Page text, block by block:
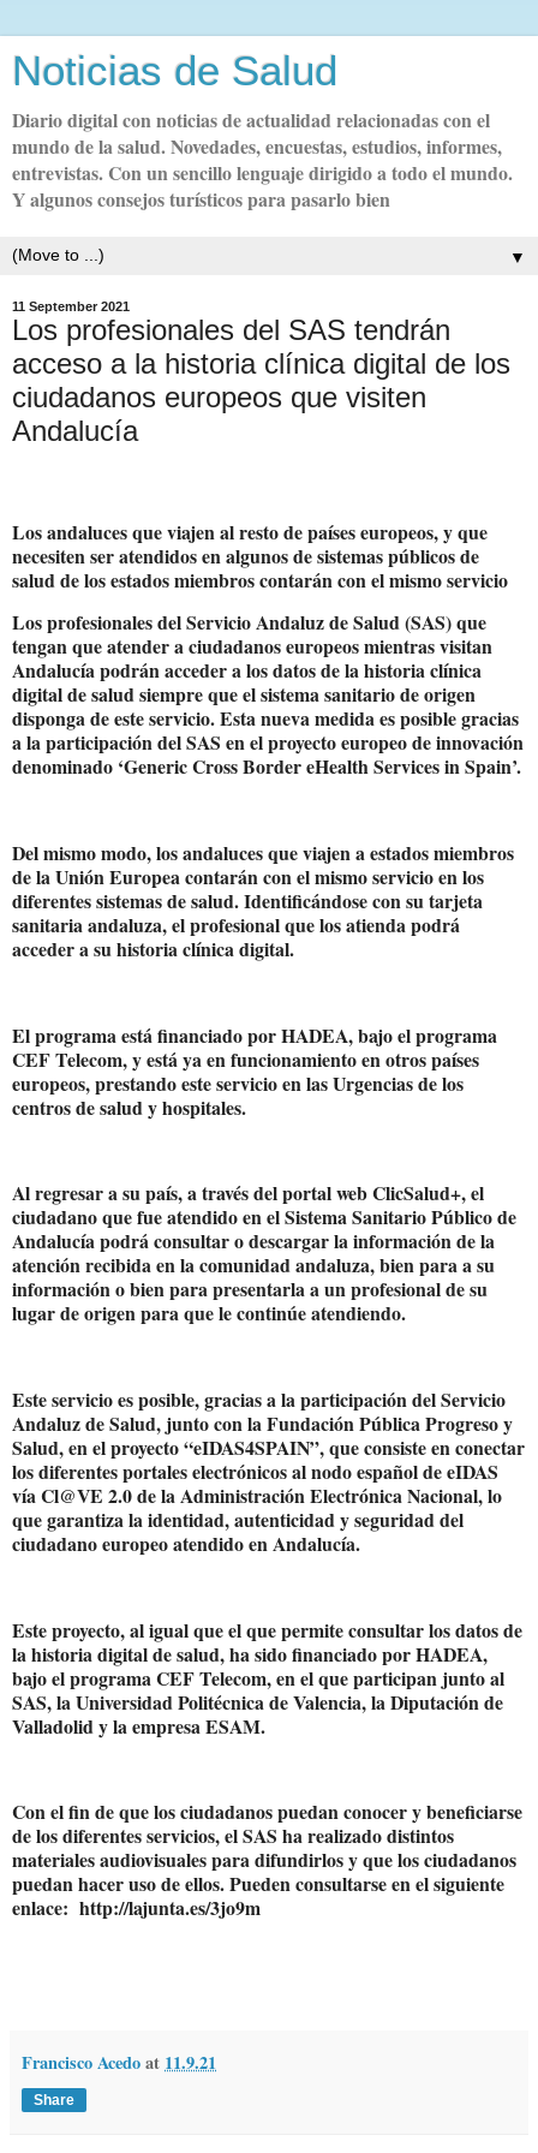
Noticias de Salud
Diario digital con noticias de actualidad relacionadas con el
mundo de la salud. Novedades, encuestas, estudios, informes,
entrevistas. Con un sencillo lenguaje dirigido a todo el mundo.
Y algunos consejos turísticos para pasarlo bien
▼
11 September 2021
Los profesionales del SAS tendrán
acceso a la historia clínica digital de los
ciudadanos europeos que visiten
Andalucía
Los andaluces que viajen al resto de países europeos, y que
necesiten ser atendidos en algunos de sistemas públicos de
salud de los estados miembros contarán con el mismo servicio
Los profesionales del Servicio Andaluz de Salud (SAS) que
tengan que atender a ciudadanos europeos mientras visitan
Andalucía podrán acceder a los datos de la historia clínica
digital de salud siempre que el sistema sanitario de origen
disponga de este servicio. Esta nueva medida es posible gracias
a la participación del SAS en el proyecto europeo de innovación
denominado ‘Generic Cross Border eHealth Services in Spain’.
Del mismo modo, los andaluces que viajen a estados miembros
de la Unión Europea contarán con el mismo servicio en los
diferentes sistemas de salud. Identificándose con su tarjeta
sanitaria andaluza, el profesional que los atienda podrá
acceder a su historia clínica digital.
El programa está financiado por HADEA, bajo el programa
CEF Telecom, y está ya en funcionamiento en otros países
europeos, prestando este servicio en las Urgencias de los
centros de salud y hospitales.
Al regresar a su país, a través del portal web ClicSalud+, el
ciudadano que fue atendido en el Sistema Sanitario Público de
Andalucía podrá consultar o descargar la información de la
atención recibida en la comunidad andaluza, bien para a su
información o bien para presentarla a un profesional de su
lugar de origen para que le continúe atendiendo.
Este servicio es posible, gracias a la participación del Servicio
Andaluz de Salud, junto con la Fundación Pública Progreso y
Salud, en el proyecto “eIDAS4SPAIN”, que consiste en conectar
los diferentes portales electrónicos al nodo español de eIDAS
vía Cl@VE 2.0 de la Administración Electrónica Nacional, lo
que garantiza la identidad, autenticidad y seguridad del
ciudadano europeo atendido en Andalucía.
Este proyecto, al igual que el que permite consultar los datos de
la historia digital de salud, ha sido financiado por HADEA,
bajo el programa CEF Telecom, en el que participan junto al
SAS, la Universidad Politécnica de Valencia, la Diputación de
Valladolid y la empresa ESAM.
Con el fin de que los ciudadanos puedan conocer y beneficiarse
de los diferentes servicios, el SAS ha realizado distintos
materiales audiovisuales para difundirlos y que los ciudadanos
puedan hacer uso de ellos. Pueden consultarse en el siguiente
enlace: http://lajunta.es/3jo9m
Francisco Acedoat 11.9.21
Share